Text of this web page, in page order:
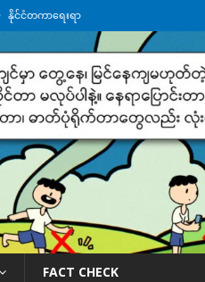
နိုင်ငံတကာရေးရာ
ပေါ် ရေတက်
ဒေသအလိုက်
ဆန္ဒပြ
ါး
FACT CHECK